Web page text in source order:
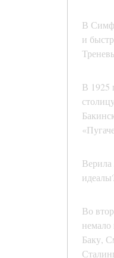
В
и
В 1925
Верила
Во
немало
Баку,